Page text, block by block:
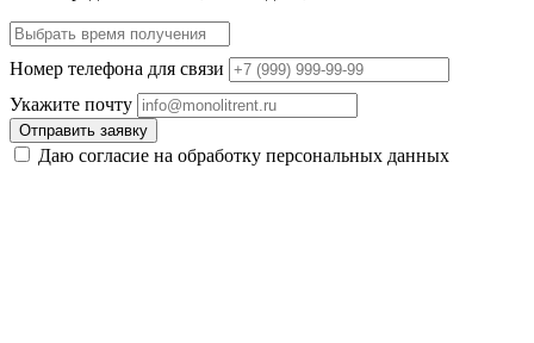
Номер телефона для связи
Укажите почту
Отправить заявку
Даю согласие на обработку персональных данных